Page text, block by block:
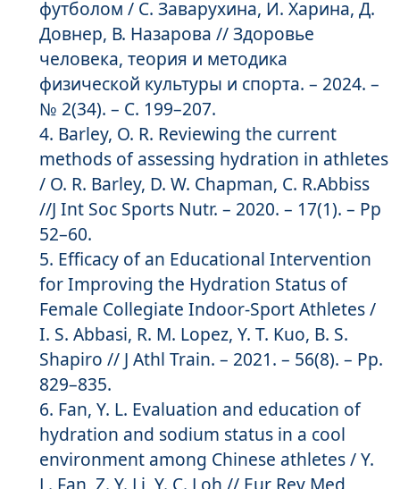
футболом / С. Заварухина, И. Харина, Д.
Довнер, В. Назарова // Здоровье
человека, теория и методика
физической культуры и спорта. – 2024. –
№ 2(34). – С. 199–207.
Barley, O. R. Reviewing the current
methods of assessing hydration in athletes
/ O. R. Barley, D. W. Chapman, C. R.Abbiss
//J Int Soc Sports Nutr. – 2020. – 17(1). – Pp
52–60.
Efficacy of an Educational Intervention
for Improving the Hydration Status of
Female Collegiate Indoor-Sport Athletes /
I. S. Abbasi, R. M. Lopez, Y. T. Kuo, B. S.
Shapiro // J Athl Train. – 2021. – 56(8). – Pp.
829–835.
Fan, Y. L. Evaluation and education of
hydration and sodium status in a cool
environment among Chinese athletes / Y.
L. Fan, Z. Y. Li, Y. C. Loh // Eur Rev Med